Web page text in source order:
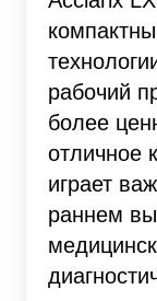
рабочий
более
отличное
играет
раннем